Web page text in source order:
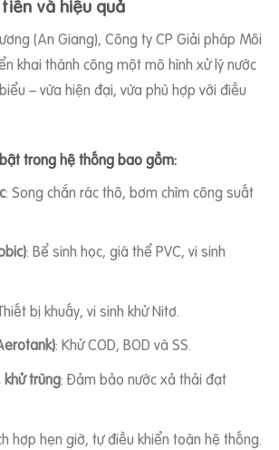
và hiệu quả
(An Giang), Công ty CP Giải pháp Môi
khai thành công một mô hình xử lý nước
– vừa hiện đại, vừa phù hợp với điều
trong hệ thống bao gồm:
: Song chắn rác thô, bơm chìm công suất
: Bể sinh học, giá thể PVC, vi sinh
bị khuấy, vi sinh khử Nitơ.
: Khử COD, BOD và SS.
trùng: Đảm bảo nước xả thải đạt
hợp hẹn giờ, tự điều khiển toàn hệ thống.